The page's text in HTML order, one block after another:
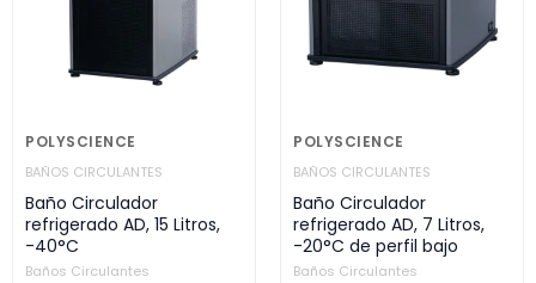
POLYSCIENCE
BAÑOS CIRCULANTES
Baño Circulador
refrigerado AD, 15 Litros,
-40°C
Baños Circulantes
POLYSCIENCE
BAÑOS CIRCULANTES
Baño Circulador
refrigerado AD, 7 Litros,
-20°C de perfil bajo
Baños Circulantes